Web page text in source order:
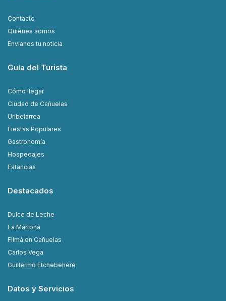
Contacto
Quiénes somos
Envianos tu noticia
Guía del Turista
Cómo llegar
Ciudad de Cañuelas
Uribelarrea
Fiestas Populares
Gastronomía
Hospedajes
Estancias
Destacados
Dulce de Leche
La Martona
Filmá en Cañuelas
Carlos Vega
Guillermo Etchebehere
Datos y Servicios